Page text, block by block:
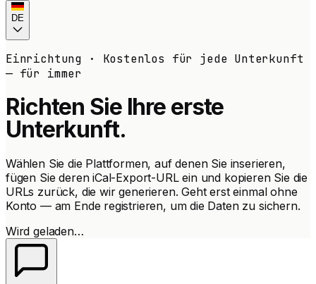
DE
Einrichtung · Kostenlos für jede Unterkunft
— für immer
Richten Sie Ihre erste
Unterkunft.
Wählen Sie die Plattformen, auf denen Sie inserieren,
fügen Sie deren iCal-Export-URL ein und kopieren Sie die
URLs zurück, die wir generieren. Geht erst einmal ohne
Konto — am Ende registrieren, um die Daten zu sichern.
Wird geladen…